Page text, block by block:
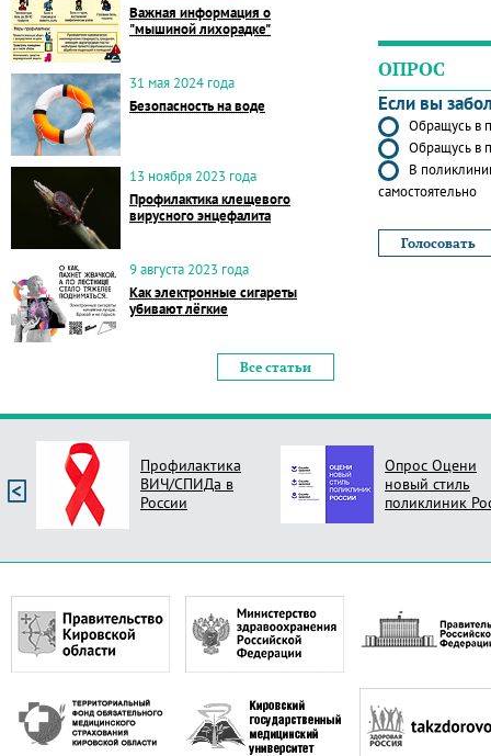
Важная информация о
"мышиной лихорадке"
31 мая 2024 года
Безопасность на воде
13 ноября 2023 года
Профилактика клещевого
вирусного энцефалита
9 августа 2023 года
Как электронные сигареты
убивают лёгкие
Все статьи
ОПРОС
Если вы
Обращусь в
Обращусь в
В
самостоятельно
Профилактика
ВИЧ/СПИДа в
России
Опрос Оцени
новый стиль
поликлиник